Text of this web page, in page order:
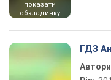
показати
обкладинку
ГДЗ